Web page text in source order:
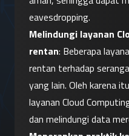
eavesdropping.
Melindungi layanan
rentan: Beberapa
rentan terhadap
yang lain. Oleh karena
layanan Cloud
dan melindungi data